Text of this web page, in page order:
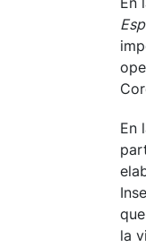
En
la